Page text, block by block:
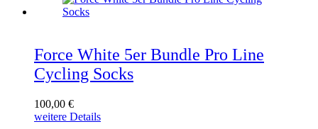
Force White 5er Bundle Pro Line
Cycling Socks
100,00 €
weitere Details